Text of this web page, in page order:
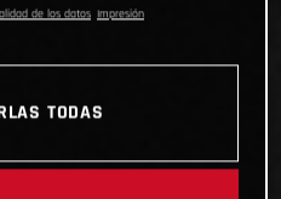
de los datos Impresión
TODAS